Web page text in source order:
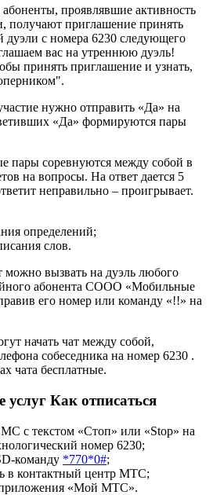
проявлявшие активность
получают приглашение принять
дуэли с номера 6230 следующего
вас на утреннюю дуэль!
принять приглашение и узнать,
нужно отправить «Да» на
«Да» формируются пары
пары соревнуются между собой в
на вопросы. На ответ дается 5
неправильно – проигрывает.
определений;
слов.
вызвать на дуэль любого
абонента СООО «Мобильные
его номер или команду «!!» на
начать чат между собой,
собеседника на номер 6230 .
чата бесплатные.
Как отписаться
с текстом «Стоп» или «Stop» на
номер 6230;
команду *770*0#;
в контактный центр МТС;
«Мой МТС».